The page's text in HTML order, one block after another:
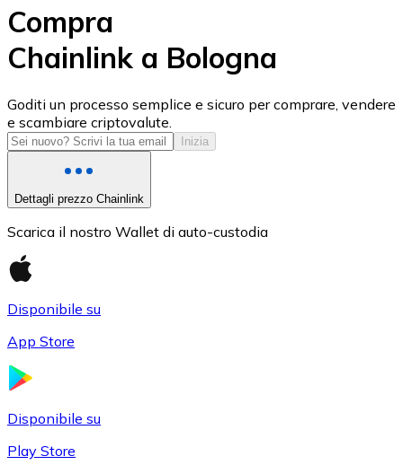
USD Coin
USDC
Compra
Chainlink a Bologna
Goditi un processo semplice e sicuro per comprare, vendere
e scambiare criptovalute.
Inizia
Dettagli prezzo Chainlink
Scarica il nostro Wallet di auto-custodia
Disponibile su
App Store
Disponibile su
Play Store